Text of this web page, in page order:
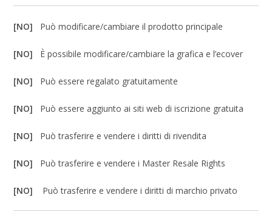
[NO] Può modificare/cambiare il prodotto principale
[NO] È possibile modificare/cambiare la grafica e l’ecover
[NO] Può essere regalato gratuitamente
[NO] Può essere aggiunto ai siti web di iscrizione gratuita
[NO] Può trasferire e vendere i diritti di rivendita
[NO] Può trasferire e vendere i Master Resale Rights
[NO] Può trasferire e vendere i diritti di marchio privato